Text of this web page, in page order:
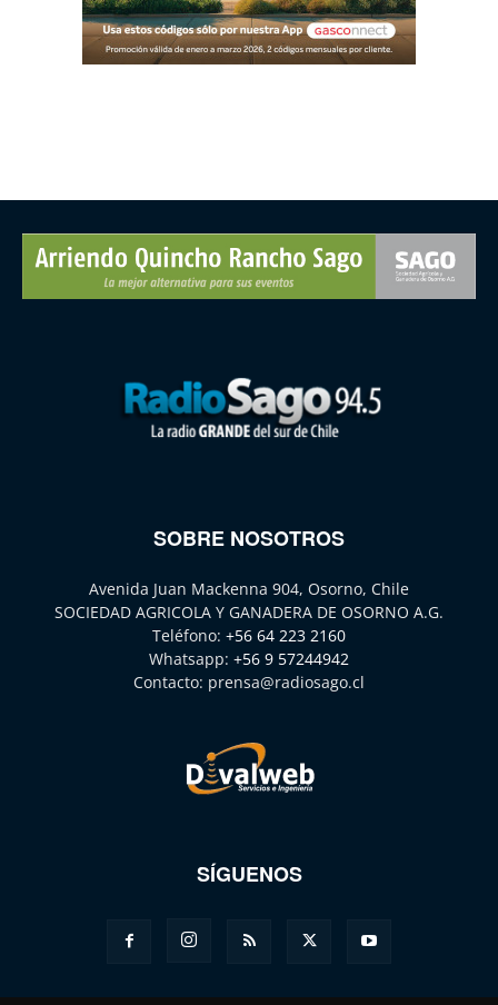
SOBRE NOSOTROS
Avenida Juan Mackenna 904, Osorno, Chile
SOCIEDAD AGRICOLA Y GANADERA DE OSORNO A.G.
Teléfono: +56 64 223 2160
Whatsapp: +56 9 57244942
Contacto: prensa@radiosago.cl
SÍGUENOS